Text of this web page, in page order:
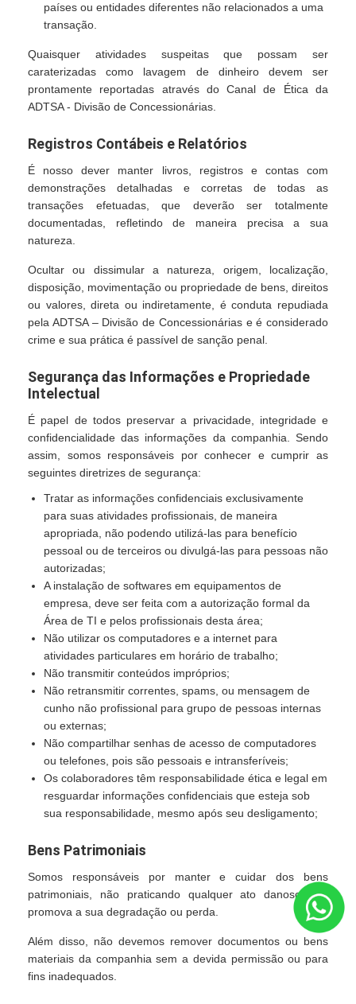
países ou entidades diferentes não relacionados a uma
transação.
Quaisquer atividades suspeitas que possam ser
caraterizadas como lavagem de dinheiro devem ser
prontamente reportadas através do Canal de Ética da
ADTSA - Divisão de Concessionárias.
Registros Contábeis e Relatórios
É nosso dever manter livros, registros e contas com
demonstrações detalhadas e corretas de todas as
transações efetuadas, que deverão ser totalmente
documentadas, refletindo de maneira precisa a sua
natureza.
Ocultar ou dissimular a natureza, origem, localização,
disposição, movimentação ou propriedade de bens, direitos
ou valores, direta ou indiretamente, é conduta repudiada
pela ADTSA – Divisão de Concessionárias e é considerado
crime e sua prática é passível de sanção penal.
Segurança das Informações e Propriedade
Intelectual
É papel de todos preservar a privacidade, integridade e
confidencialidade das informações da companhia. Sendo
assim, somos responsáveis por conhecer e cumprir as
seguintes diretrizes de segurança:
Tratar as informações confidenciais exclusivamente
para suas atividades profissionais, de maneira
apropriada, não podendo utilizá-las para benefício
pessoal ou de terceiros ou divulgá-las para pessoas não
autorizadas;
A instalação de softwares em equipamentos de
empresa, deve ser feita com a autorização formal da
Área de TI e pelos profissionais desta área;
Não utilizar os computadores e a internet para
atividades particulares em horário de trabalho;
Não transmitir conteúdos impróprios;
Não retransmitir correntes, spams, ou mensagem de
cunho não profissional para grupo de pessoas internas
ou externas;
Não compartilhar senhas de acesso de computadores
ou telefones, pois são pessoais e intransferíveis;
Os colaboradores têm responsabilidade ética e legal em
resguardar informações confidenciais que esteja sob
sua responsabilidade, mesmo após seu desligamento;
Bens Patrimoniais
Somos responsáveis por manter e cuidar dos bens
patrimoniais, não praticando qualquer ato danoso que
promova a sua degradação ou perda.
Além disso, não devemos remover documentos ou bens
materiais da companhia sem a devida permissão ou para
fins inadequados.